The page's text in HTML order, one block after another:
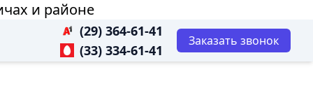
и районе
(29) 364-61-41
(33) 334-61-41
Заказать звонок